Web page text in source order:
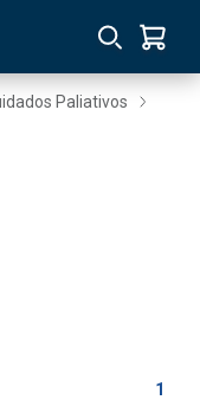
Paliativos
1